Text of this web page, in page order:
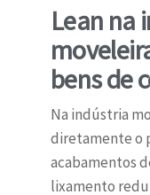
Lean na
bens de
Na indústria
diretamente o
acabamentos
lixamento